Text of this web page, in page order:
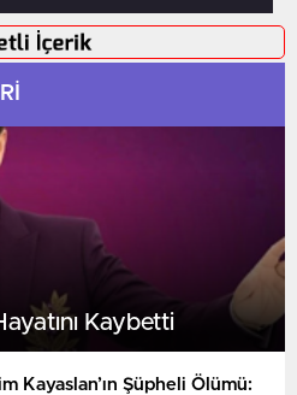
Kaybetti
Kayaslan’ın Şüpheli Ölümü: